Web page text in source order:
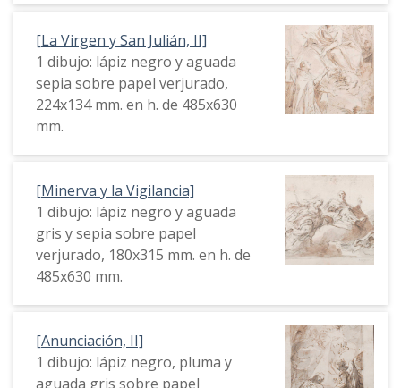
[La Virgen y San Julián, II]
1 dibujo: lápiz negro y aguada
sepia sobre papel verjurado,
224x134 mm. en h. de 485x630
mm.
[Minerva y la Vigilancia]
1 dibujo: lápiz negro y aguada
gris y sepia sobre papel
verjurado, 180x315 mm. en h. de
485x630 mm.
[Anunciación, II]
1 dibujo: lápiz negro, pluma y
aguada gris sobre papel